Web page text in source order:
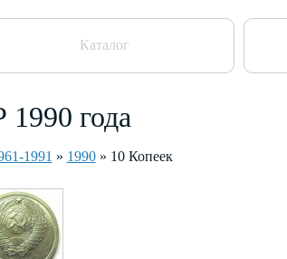
Каталог
года
1991 » 1990» 10 Копеек